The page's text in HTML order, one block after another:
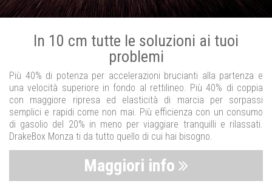
In 10 cm tutte le soluzioni ai tuoi
problemi
Più 40% di potenza per accelerazioni brucianti alla partenza e
una velocità superiore in fondo al rettilineo. Più 40% di coppia
con maggiore ripresa ed elasticità di marcia per sorpassi
semplici e rapidi come non mai. Più efficienza con un consumo
di gasolio del 20% in meno per viaggiare tranquilli e rilassati.
DrakeBox Monza ti da tutto quello di cui hai bisogno.
Maggiori info